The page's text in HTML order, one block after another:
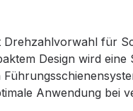
für
Design wird
Anwendung bei